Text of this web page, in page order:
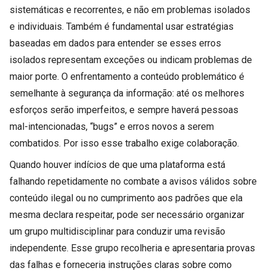
sistemáticas e recorrentes, e não em problemas isolados
e individuais. Também é fundamental usar estratégias
baseadas em dados para entender se esses erros
isolados representam exceções ou indicam problemas de
maior porte. O enfrentamento a conteúdo problemático é
semelhante à segurança da informação: até os melhores
esforços serão imperfeitos, e sempre haverá pessoas
mal-intencionadas, “bugs” e erros novos a serem
combatidos. Por isso esse trabalho exige colaboração.
Quando houver indícios de que uma plataforma está
falhando repetidamente no combate a avisos válidos sobre
conteúdo ilegal ou no cumprimento aos padrões que ela
mesma declara respeitar, pode ser necessário organizar
um grupo multidisciplinar para conduzir uma revisão
independente. Esse grupo recolheria e apresentaria provas
das falhas e forneceria instruções claras sobre como